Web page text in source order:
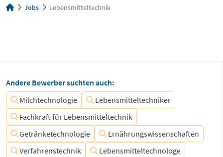
Jobs Lebensmitteltechnik
Andere Bewerber suchten auch:
Milchtechnologie
Lebensmitteltechniker
Fachkraft für Lebensmitteltechnik
Getränketechnologie
Ernährungswissenschaften
Verfahrenstechnik
Lebensmitteltechnologe